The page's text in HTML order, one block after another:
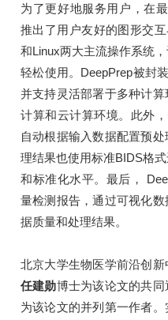
为了更好地服务用户，在
推出了用户友好的图形交
和Linux两大主流操作系统
轻松使用。DeepPrep被封
并支持灵活部署于多种计
计算和云计算环境。此外
自动根据输入数据配置预
理结果也使用标准BIDS格
和标准化水平。最后，
量检测报告，通过可视化
据质量和处理结果。
北京大学生物医学前沿创新
任建勋博士为该论文的共
为该论文的并列第一作者。